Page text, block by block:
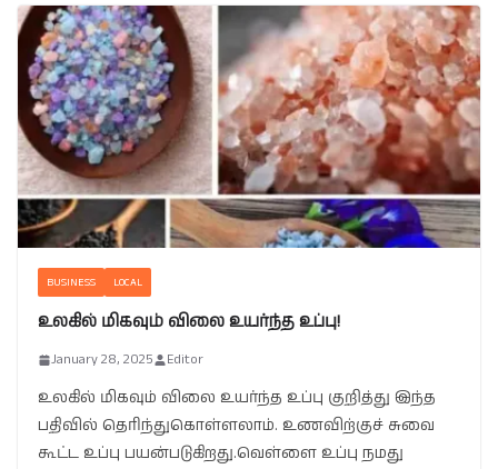
BUSINESS LOCAL
உலகில் மிகவும் விலை உயர்ந்த உப்பு!
January 28, 2025 Editor
உலகில் மிகவும் விலை உயர்ந்த உப்பு குறித்து இந்த
பதிவில் தெரிந்துகொள்ளலாம். உணவிற்குச் சுவை
கூட்ட உப்பு பயன்படுகிறது.வெள்ளை உப்பு நமது